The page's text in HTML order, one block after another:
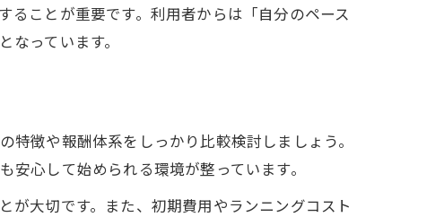
ことが重要です。利用者からは「自分のペース
っています。
徴や報酬体系をしっかり比較検討しましょう。
心して始められる環境が整っています。
大切です。また、初期費用やランニングコスト